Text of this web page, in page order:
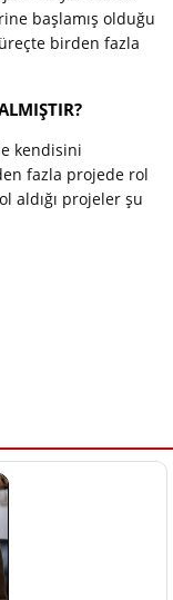
başlamış olduğu
birden fazla
kendisini
fazla projede rol
aldığı projeler şu